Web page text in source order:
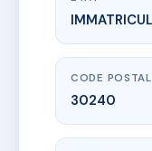
230 r folco de
CODE POSTAL
30240